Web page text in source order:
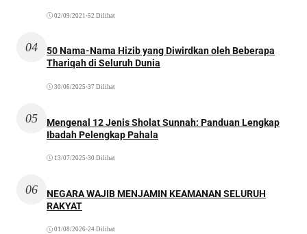
02/09/2021 •52 Dilihat
04
50 Nama-Nama Hizib yang Diwirdkan oleh Beberapa
Thariqah di Seluruh Dunia
30/06/2025 •37 Dilihat
05
Mengenal 12 Jenis Sholat Sunnah: Panduan Lengkap
Ibadah Pelengkap Pahala
13/07/2025 •30 Dilihat
06
NEGARA WAJIB MENJAMIN KEAMANAN SELURUH
RAKYAT
01/08/2026•24 Dilihat